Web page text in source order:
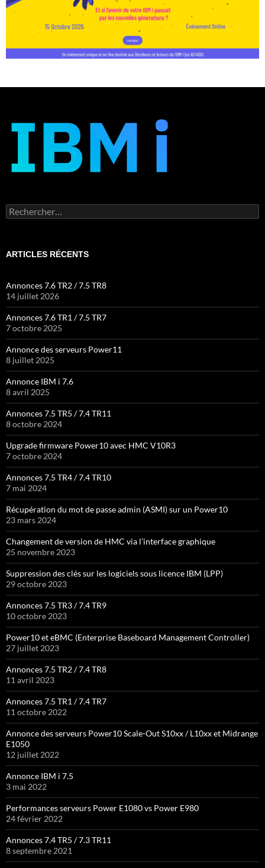
Rechercher :
ARTICLES RÉCENTS
Annonces 7.6 TR2 / 7.5 TR8
14 juillet 2026
Annonces 7.6 TR1 / 7.5 TR7
7 octobre 2025
Annonce des serveurs Power11
8 juillet 2025
Annonce IBM i 7.6
8 avril 2025
Annonces 7.5 TR5 / 7.4 TR11
8 octobre 2024
Upgrade firmware Power10 avec HMC V10R3
7 octobre 2024
Annonces 7.5 TR4 / 7.4 TR10
7 mai 2024
Récupération du mot de passe admin (ASMI) sur un Power10
23 mars 2024
Changement de version de HMC via l’interface graphique
25 novembre 2023
Suppression des clés sur les logiciels sous licence IBM (LPP)
29 octobre 2023
Annonces 7.5 TR3 / 7.4 TR9
10 octobre 2023
Power10 et eBMC (Enterprise Baseboard Management Controller)
27 juillet 2023
Annonces 7.5 TR2 / 7.4 TR8
11 avril 2023
Annonces 7.5 TR1 / 7.4 TR7
11 octobre 2022
Annonce des serveurs Power10 Scale-Out S10xx / L10xx et Midrange
E1050
12 juillet 2022
Annonce IBM i 7.5
3 mai 2022
Performances serveurs Power E1080 vs Power E980
24 février 2022
Annonces 7.4 TR5 / 7.3 TR11
8 septembre 2021